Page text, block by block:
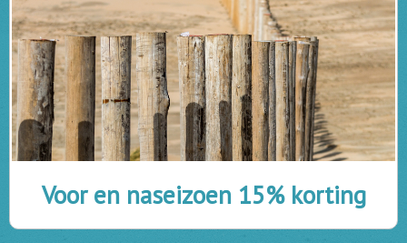
Voor en naseizoen 15% korting